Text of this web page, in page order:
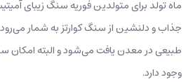
ماه تولد برای متولدین فوریه سنگ زیبای
جذاب و دلنشین از سنگ کوارتز به شمار
طبیعی در معدن یافت می‌شود و البته امکان
وجود دارد.